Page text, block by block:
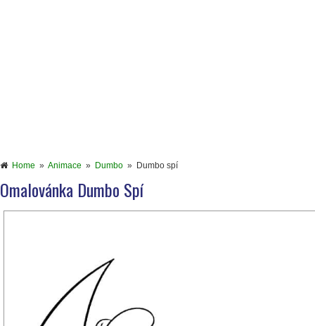
Home » Animace » Dumbo » Dumbo spí
Omalovánka Dumbo Spí